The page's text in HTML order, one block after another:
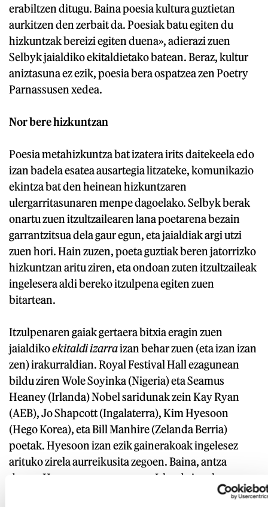
erabiltzen ditugu. Baina poesia kultura guztietan
aurkitzen den zerbait da. Poesiak batu egiten du
hizkuntzak bereizi egiten duena», adierazi zuen
Selbyk jaialdiko ekitaldietako batean. Beraz, kultur
aniztasuna ez ezik, poesia bera ospatzea zen Poetry
Parnassusen xedea.
Nor bere hizkuntzan
Poesia metahizkuntza bat izatera irits daitekeela edo
izan badela esatea ausartegia litzateke, komunikazio
ekintza bat den heinean hizkuntzaren
ulergarritasunaren menpe dagoelako. Selbyk berak
onartu zuen itzultzailearen lana poetarena bezain
garrantzitsua dela gaur egun, eta jaialdiak argi utzi
zuen hori. Hain zuzen, poeta guztiak beren jatorrizko
hizkuntzan aritu ziren, eta ondoan zuten itzultzaileak
ingelesera aldi bereko itzulpena egiten zuen
bitartean.
Itzulpenaren gaiak gertaera bitxia eragin zuen
jaialdikoekitaldi izarraizan behar zuen (eta izan izan
zen) irakurraldian. Royal Festival Hall ezagunean
bildu ziren Wole Soyinka (Nigeria) eta Seamus
Heaney (Irlanda) Nobel saridunak zein Kay Ryan
(AEB), Jo Shapcott (Ingalaterra), Kim Hyesoon
(Hego Korea), eta Bill Manhire (Zelanda Berria)
poetak. Hyesoon izan ezik gainerakoak ingelesez
arituko zirela aurreikusita zegoen. Baina, antza
denez, Heaney ezeroso zegoen Irlanda ingelesa